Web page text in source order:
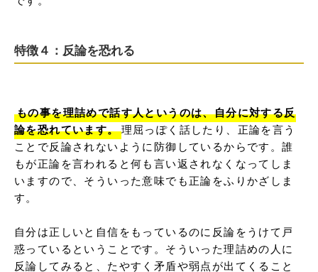
特徴４：反論を恐れる
もの事を理詰めで話す人というのは、自分に対する反
論を恐れています。理屈っぽく話したり、正論を言う
ことで反論されないように防御しているからです。誰
もが正論を言われると何も言い返されなくなってしま
いますので、そういった意味でも正論をふりかざしま
す。
自分は正しいと自信をもっているのに反論をうけて戸
惑っているということです。そういった理詰めの人に
反論してみると、たやすく矛盾や弱点が出てくること